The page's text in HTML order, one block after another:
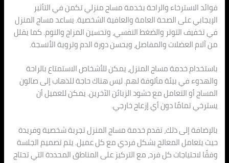
فوائد الاسترخاء والراحة بخدمة مساج منزلي تكمن في التأثير
الإيجابي على الصحة العامة والعافية الشخصية. يساعد مساج المنزل
في تخفيف التوتر والضغط النفسي، وتحسين المزاج والنوم. كما يقلل
من آلام العضلات والمفاصل، ويحسن دورة الدم وتروية الأنسجة.
باستخدام خدمة مساج المنزل، يمكن للأشخاص الاستمتاع بالراحة
والهدوء في بيئة مألوفة لهم. ليس هناك حاجة للذهاب إلى صالون
المساج أو التعامل مع حشود الزبائن الآخرين. يمكن للعميل أن
يسترخي تمامًا دون أي إزعاج خارجي.
بالإضافة إلى ذلك، تقدم خدمة مساج المنزل تجربة شخصية وفريدة
حيث يتعامل المعالج بشكل فردي مع كل عميل. يتم تصميم الجلسة
وفقًا لاحتياجات كل فرد، مع التركيز على المناطق المحددة التي تحتاج